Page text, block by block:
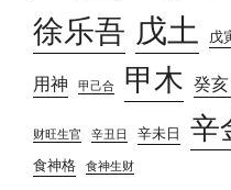
徐乐吾 戊土 戊
用神 甲己合 甲木 癸
财旺生官 辛丑日 辛未日 辛
食神格 食神生财